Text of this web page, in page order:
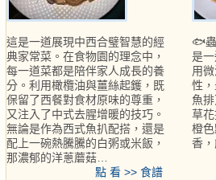
這是一道展現中西合璧智慧的經
典家常菜。在食物園的理念中，
每一道菜都是陪伴家人成長的養
分。利用橄欖油與薑絲起鑊，既
保留了西餐對食材原味的尊重，
又注入了中式去腥增暖的技巧。
無論是作為西式魚扒配搭，還是
配上一碗熱騰騰的白粥或米飯，
那濃郁的洋蔥蘑菇…
點 看 >> 食譜
🐟
是
用
性
魚
草
橙
香